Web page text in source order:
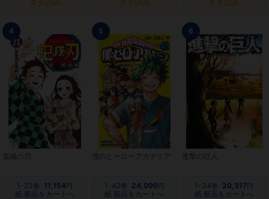
4
鬼滅の刃
1-23巻 11,154 円
紙 新品をカートへ
5
僕のヒーローアカデミア
1-42巻 24,090 円
紙 新品をカートへ
6
進撃の巨人
1-34巻 20,317 円
紙 新品をカートへ